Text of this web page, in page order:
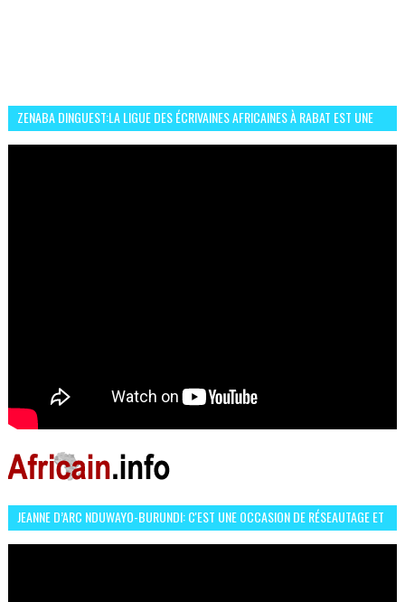
ZENABA DINGUEST:LA LIGUE DES ÉCRIVAINES AFRICAINES À RABAT EST UNE
OCCASION D’ÉCHANGE ET RÉSEAUTAGE
JEANNE D’ARC NDUWAYO-BURUNDI: C'EST UNE OCCASION DE RÉSEAUTAGE ET
L’HÉROÏNE DE MON ROMAN EST REBELLE